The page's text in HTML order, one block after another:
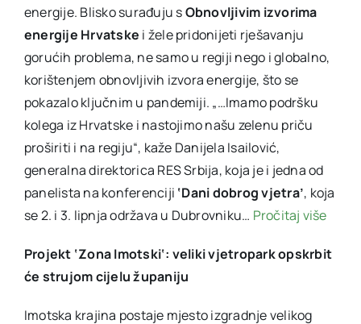
energije. Blisko surađuju sObnovljivim izvorima
energije Hrvatske i žele pridonijeti rješavanju
gorućih problema, ne samo u regiji nego i globalno,
korištenjem obnovljivih izvora energije, što se
pokazalo ključnim u pandemiji. „…Imamo podršku
kolega iz Hrvatske i nastojimo našu zelenu priču
proširiti i na regiju“, kaže Danijela Isailović,
generalna direktorica RES Srbija, koja je i jedna od
panelista na konferenciji ‘Dani dobrog vjetra’, koja
se 2. i 3. lipnja održava u Dubrovniku… Pročitaj više
Projekt ‘Zona Imotski‘: veliki vjetropark opskrbit
će strujom cijelu županiju
Imotska krajina postaje mjesto izgradnje velikog